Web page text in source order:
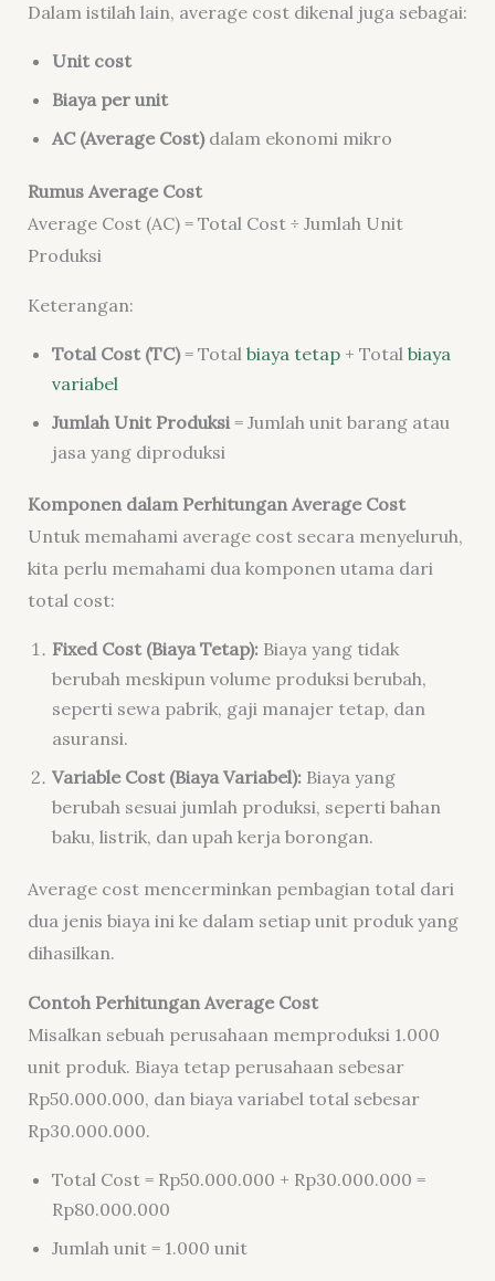
Dalam istilah lain, average cost dikenal juga sebagai:
Unit cost
Biaya per unit
AC (Average Cost)dalam ekonomi mikro
Rumus Average Cost
Average Cost (AC) = Total Cost ÷ Jumlah Unit
Produksi
Keterangan:
Total Cost (TC)= Total biaya tetap+ Total biaya
variabel
Jumlah Unit Produksi= Jumlah unit barang atau
jasa yang diproduksi
Komponen dalam Perhitungan Average Cost
Untuk memahami average cost secara menyeluruh,
kita perlu memahami dua komponen utama dari
total cost:
Fixed Cost (Biaya Tetap): Biaya yang tidak
berubah meskipun volume produksi berubah,
seperti sewa pabrik, gaji manajer tetap, dan
asuransi.
Variable Cost (Biaya Variabel): Biaya yang
berubah sesuai jumlah produksi, seperti bahan
baku, listrik, dan upah kerja borongan.
Average cost mencerminkan pembagian total dari
dua jenis biaya ini ke dalam setiap unit produk yang
dihasilkan.
Contoh Perhitungan Average Cost
Misalkan sebuah perusahaan memproduksi 1.000
unit produk. Biaya tetap perusahaan sebesar
Rp50.000.000, dan biaya variabel total sebesar
Rp30.000.000.
Total Cost = Rp50.000.000 + Rp30.000.000 =
Rp80.000.000
Jumlah unit = 1.000 unit